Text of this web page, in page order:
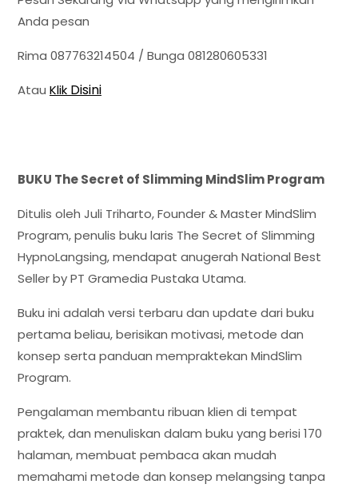
Anda pesan
Rima 087763214504 / Bunga 081280605331
Atau Klik Disini
BUKU The Secret of Slimming MindSlim Program
Ditulis oleh Juli Triharto, Founder & Master MindSlim
Program, penulis buku laris The Secret of Slimming
HypnoLangsing, mendapat anugerah National Best
Seller by PT Gramedia Pustaka Utama.
Buku ini adalah versi terbaru dan update dari buku
pertama beliau, berisikan motivasi, metode dan
konsep serta panduan mempraktekan MindSlim
Program.
Pengalaman membantu ribuan klien di tempat
praktek, dan menuliskan dalam buku yang berisi 170
halaman, membuat pembaca akan mudah
memahami metode dan konsep melangsing tanpa